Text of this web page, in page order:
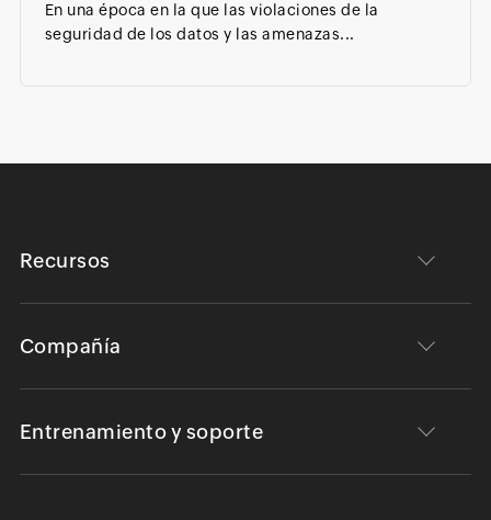
En una época en la que las violaciones de la
seguridad de los datos y las amenazas...
Recursos
Compañía
Entrenamiento y soporte